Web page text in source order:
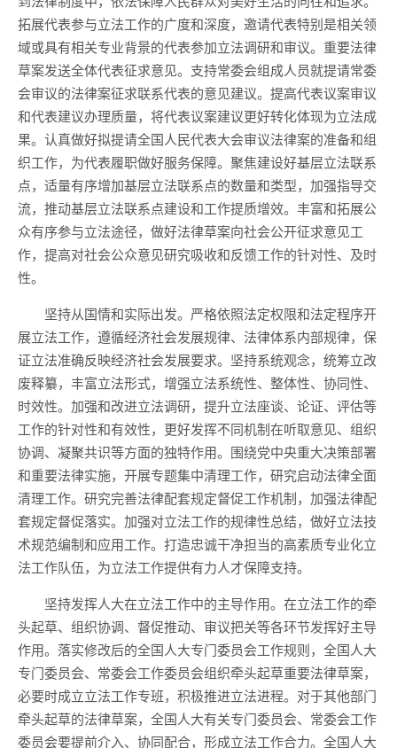
拓展代表参与立法工作的广度和深度，邀请代表特别是相关领
域或具有相关专业背景的代表参加立法调研和审议。重要法律
草案发送全体代表征求意见。支持常委会组成人员就提请常委
会审议的法律案征求联系代表的意见建议。提高代表议案审议
和代表建议办理质量，将代表议案建议更好转化体现为立法成
果。认真做好拟提请全国人民代表大会审议法律案的准备和组
织工作，为代表履职做好服务保障。聚焦建设好基层立法联系
点，适量有序增加基层立法联系点的数量和类型，加强指导交
流，推动基层立法联系点建设和工作提质增效。丰富和拓展公
众有序参与立法途径，做好法律草案向社会公开征求意见工
作，提高对社会公众意见研究吸收和反馈工作的针对性、及时
性。
坚持从国情和实际出发。严格依照法定权限和法定程序开
展立法工作，遵循经济社会发展规律、法律体系内部规律，保
证立法准确反映经济社会发展要求。坚持系统观念，统筹立改
废释纂，丰富立法形式，增强立法系统性、整体性、协同性、
时效性。加强和改进立法调研，提升立法座谈、论证、评估等
工作的针对性和有效性，更好发挥不同机制在听取意见、组织
协调、凝聚共识等方面的独特作用。围绕党中央重大决策部署
和重要法律实施，开展专题集中清理工作，研究启动法律全面
清理工作。研究完善法律配套规定督促工作机制，加强法律配
套规定督促落实。加强对立法工作的规律性总结，做好立法技
术规范编制和应用工作。打造忠诚干净担当的高素质专业化立
法工作队伍，为立法工作提供有力人才保障支持。
坚持发挥人大在立法工作中的主导作用。在立法工作的牵
头起草、组织协调、督促推动、审议把关等各环节发挥好主导
作用。落实修改后的全国人大专门委员会工作规则，全国人大
专门委员会、常委会工作委员会组织牵头起草重要法律草案，
必要时成立立法工作专班，积极推进立法进程。对于其他部门
牵头起草的法律草案，全国人大有关专门委员会、常委会工作
委员会要提前介入、协同配合，形成立法工作合力。全国人大